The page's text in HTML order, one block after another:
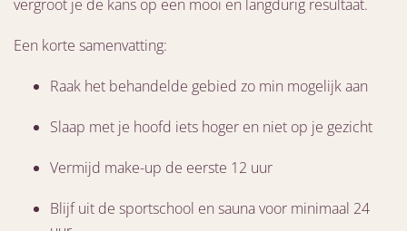
vergroot je de kans op een mooi en langdurig resultaat.
Een korte samenvatting:
Raak het behandelde gebied zo min mogelijk aan
Slaap met je hoofd iets hoger en niet op je gezicht
Vermijd make-up de eerste 12 uur
Blijf uit de sportschool en sauna voor minimaal 24